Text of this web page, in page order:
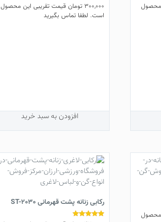
محصول
300,000 تومانقیمت تقریبی این محصول
است. لطفا تماس بگیرید
افزودن به سبد خرید
محصول
رکابی زنانه پشت قهرمانی ST-2030